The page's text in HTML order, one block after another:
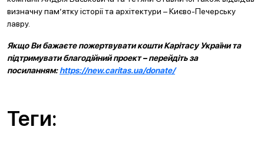
визначну пам’ятку історії та архітектури – Києво-Печерську
лавру.
Якщо Ви бажаєте пожертвувати кошти Карітасу України та
підтримувати благодійний проект – перейдіть за
посиланням:https://new.caritas.ua/donate/
Теги: